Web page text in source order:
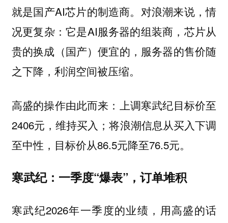
就是国产AI芯片的制造商。对浪潮来说，情
况更复杂：它是AI服务器的组装商，芯片从
贵的换成（国产）便宜的，服务器的售价随
之下降，利润空间被压缩。
高盛的操作由此而来：上调寒武纪目标价至
2406元，维持买入；将浪潮信息从买入下调
至中性，目标价从86.5元降至76.5元。
寒武纪：一季度“爆表”，订单堆积
寒武纪2026年一季度的业绩，用高盛的话